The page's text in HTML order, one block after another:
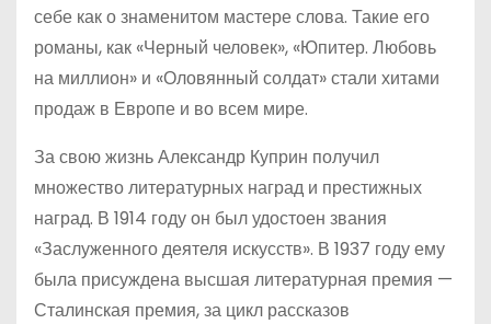
себе как о знаменитом мастере слова. Такие его
романы, как «Черный человек», «Юпитер. Любовь
на миллион» и «Оловянный солдат» стали хитами
продаж в Европе и во всем мире.
За свою жизнь Александр Куприн получил
множество литературных наград и престижных
наград. В 1914 году он был удостоен звания
«Заслуженного деятеля искусств». В 1937 году ему
была присуждена высшая литературная премия —
Сталинская премия, за цикл рассказов